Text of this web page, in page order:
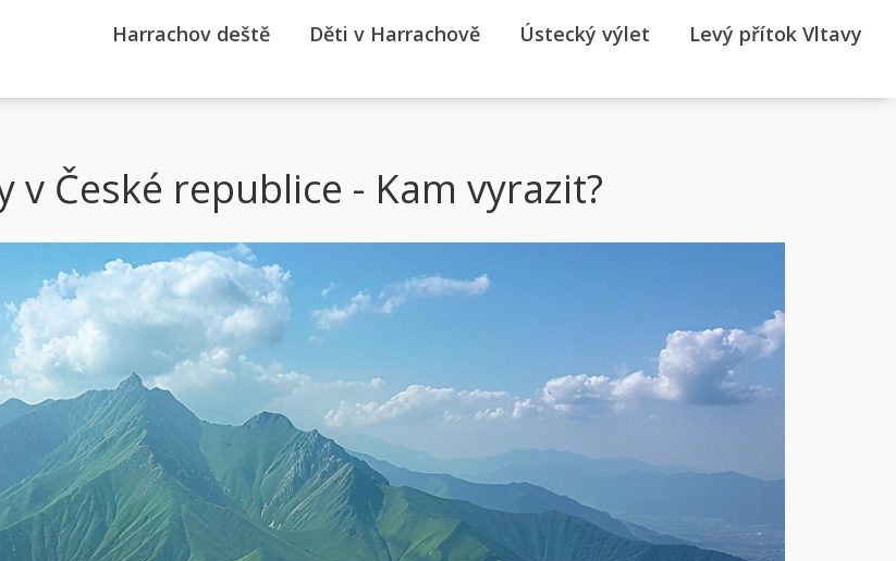
Harrachov deště Děti v Harrachově Ústecký výlet Levý přítok Vltavy
České republice - Kam vyrazit?